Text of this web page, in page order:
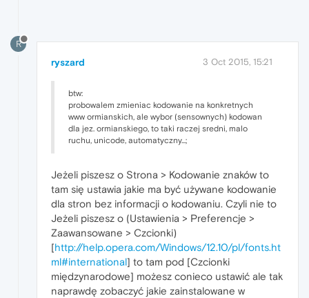
R
ryszard 3 Oct 2015, 15:21
btw:
probowalem zmieniac kodowanie na konkretnych
www ormianskich, ale wybor (sensownych) kodowan
dla jez. ormianskiego, to taki raczej sredni, malo
ruchu, unicode, automatyczny...;
Jeżeli piszesz o Strona > Kodowanie znaków to
tam się ustawia jakie ma być używane kodowanie
dla stron bez informacji o kodowaniu. Czyli nie to
Jeżeli piszesz o (Ustawienia > Preferencje >
Zaawansowane > Czcionki)
[http://help.opera.com/Windows/12.10/pl/fonts.ht
ml#international] to tam pod [Czcionki
międzynarodowe] możesz conieco ustawić ale tak
naprawdę zobaczyć jakie zainstalowane w